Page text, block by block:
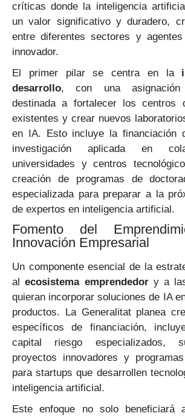
críticas donde la inteligencia
un valor significativo y duradero,
entre diferentes sectores y
innovador.
El primer pilar se centra en la
desarrollo, con una asignación
destinada a fortalecer los centros
existentes y crear nuevos
en IA. Esto incluye la financiación
investigación aplicada en
universidades y centros
creación de programas de
especializada para preparar a la
de expertos en inteligencia artificial.
Fomento del
Innovación Empresarial
Un componente esencial de la
alecosistema emprendedory a las
quieran incorporar soluciones de IA
productos. La Generalitat planea
específicos de financiación,
capital riesgo especializados,
proyectos innovadores y
para startups que desarrollen
inteligencia artificial.
Este enfoque no solo beneficiará